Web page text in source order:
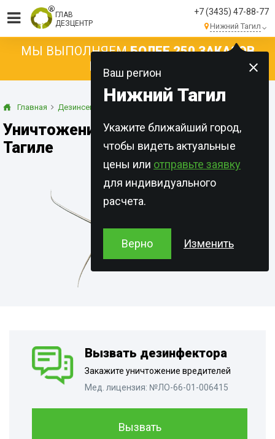
ГЛАВ
ДЕЗЦЕНТР
+7 (3435) 47-88-77
Нижний Тагил
Ваш регион
Нижний Тагил
Укажите ближайший город,
чтобы видеть актуальные
цены или отправьте заявку
для индивидуального
расчета.
Верно Изменить
МЫ ВЫПОЛНЯЕМБОЛЕЕ 250 ЗАКАЗОВ
КАЖДЫЙ ДЕНЬ!
Главная Дезинсекция
Уничтожение чешуйниц в Нижнем
Тагиле
Вызвать дезинфектора
Закажите уничтожение вредителей
Мед. лицензия: №ЛО-66-01-006415
Вызвать